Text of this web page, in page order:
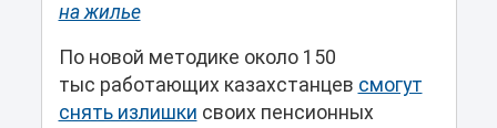
на жилье
По новой методике около 150
тыс работающих казахстанцев смогут
снять излишки своих пенсионных